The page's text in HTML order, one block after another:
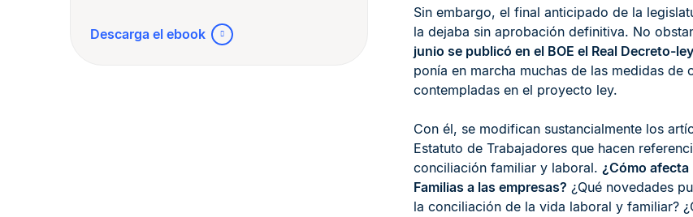
Descarga el ebook
Sin embargo, el final anticipado de la
la dejaba sin aprobación definitiva. No
junio se publicó en el BOE el Real Decreto-
ponía en marcha muchas de las medidas de
contempladas en el proyecto ley.
Con él, se modifican sustancialmente los
Estatuto de Trabajadores que hacen
conciliación familiar y laboral. ¿Cómo afecta
Familias a las empresas? ¿Qué novedades
la conciliación de la vida laboral y familiar?